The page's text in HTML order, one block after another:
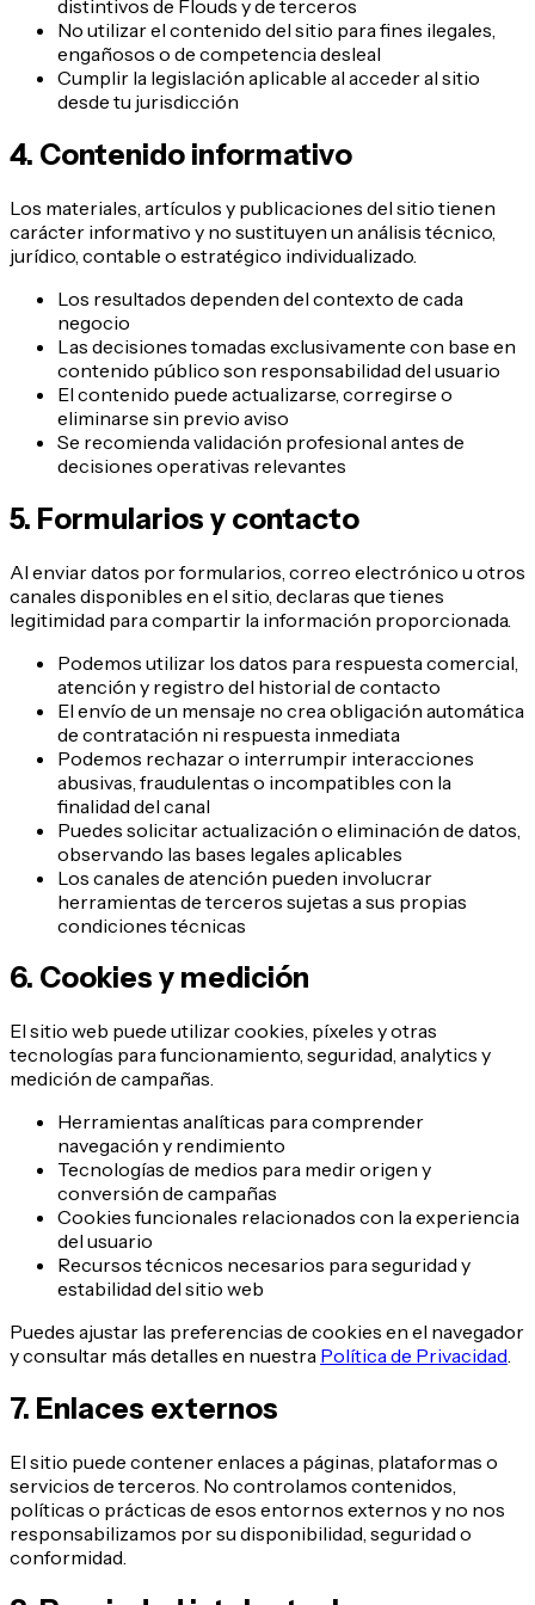
distintivos de Flouds y de terceros
No utilizar el contenido del sitio para fines ilegales,
engañosos o de competencia desleal
Cumplir la legislación aplicable al acceder al sitio
desde tu jurisdicción
4. Contenido informativo
Los materiales, artículos y publicaciones del sitio tienen
carácter informativo y no sustituyen un análisis técnico,
jurídico, contable o estratégico individualizado.
Los resultados dependen del contexto de cada
negocio
Las decisiones tomadas exclusivamente con base en
contenido público son responsabilidad del usuario
El contenido puede actualizarse, corregirse o
eliminarse sin previo aviso
Se recomienda validación profesional antes de
decisiones operativas relevantes
5. Formularios y contacto
Al enviar datos por formularios, correo electrónico u otros
canales disponibles en el sitio, declaras que tienes
legitimidad para compartir la información proporcionada.
Podemos utilizar los datos para respuesta comercial,
atención y registro del historial de contacto
El envío de un mensaje no crea obligación automática
de contratación ni respuesta inmediata
Podemos rechazar o interrumpir interacciones
abusivas, fraudulentas o incompatibles con la
finalidad del canal
Puedes solicitar actualización o eliminación de datos,
observando las bases legales aplicables
Los canales de atención pueden involucrar
herramientas de terceros sujetas a sus propias
condiciones técnicas
6. Cookies y medición
El sitio web puede utilizar cookies, píxeles y otras
tecnologías para funcionamiento, seguridad, analytics y
medición de campañas.
Herramientas analíticas para comprender
navegación y rendimiento
Tecnologías de medios para medir origen y
conversión de campañas
Cookies funcionales relacionados con la experiencia
del usuario
Recursos técnicos necesarios para seguridad y
estabilidad del sitio web
Puedes ajustar las preferencias de cookies en el navegador
y consultar más detalles en nuestra Política de Privacidad.
7. Enlaces externos
El sitio puede contener enlaces a páginas, plataformas o
servicios de terceros. No controlamos contenidos,
políticas o prácticas de esos entornos externos y no nos
responsabilizamos por su disponibilidad, seguridad o
conformidad.